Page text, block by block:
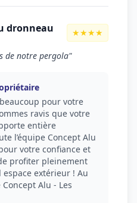
dronneau ★★★★
de notre pergola"
pour votre
ravis que votre
entière
l’équipe Concept Alu
votre confiance et
profiter pleinement
extérieur ! Au
Alu - Les